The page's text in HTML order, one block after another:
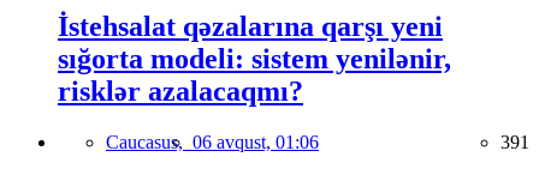
İstehsalat qəzalarına qarşı yeni
sığorta modeli: sistem yenilənir,
risklər azalacaqmı?
Caucasus, 06 avqust, 01:06 391